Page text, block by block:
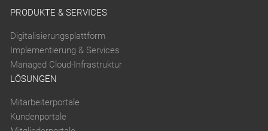
PRODUKTE & SERVICES
Digitalisierungsplattform
Implementierung & Services
Managed Cloud-Infrastruktur
LÖSUNGEN
Mitarbeiterportale
Kundenportale